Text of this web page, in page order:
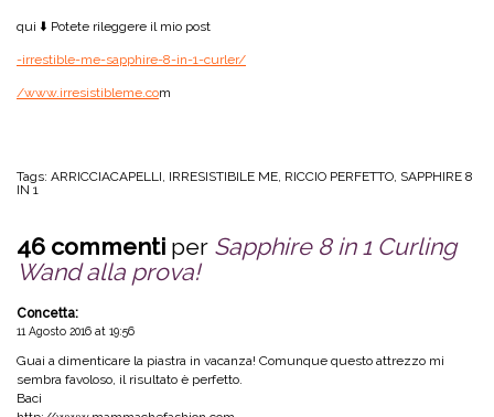
qui ⬇️ Potete rileggere il mio post
-irrestible-me-sapphire-8-in-1-curler/
/www.irresistibleme.com
Tags: ARRICCIACAPELLI, IRRESISTIBILE ME, RICCIO PERFETTO, SAPPHIRE 8
IN 1
46 commenti per Sapphire 8 in 1 Curling
Wand alla prova!
Concetta:
11 Agosto 2016 at 19:56
Guai a dimenticare la piastra in vacanza! Comunque questo attrezzo mi
sembra favoloso, il risultato è perfetto.
Baci